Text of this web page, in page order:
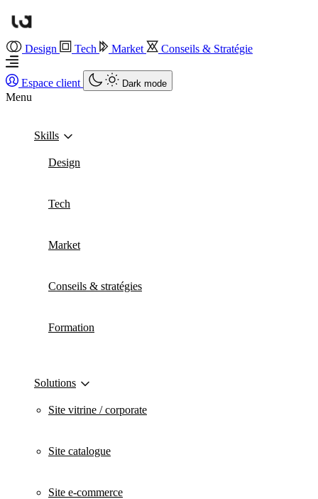
Design Tech Market Conseils & Stratégie
Espace client Dark mode
Menu
Skills
Design
Tech
Market
Conseils & stratégies
Formation
Solutions
Site vitrine / corporate
Site catalogue
Site e-commerce